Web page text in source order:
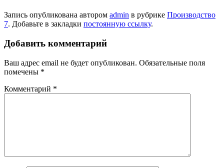
Запись опубликована автором admin в рубрике Производство
7. Добавьте в закладки постоянную ссылку.
Добавить комментарий
Ваш адрес email не будет опубликован. Обязательные поля
помечены *
Комментарий *